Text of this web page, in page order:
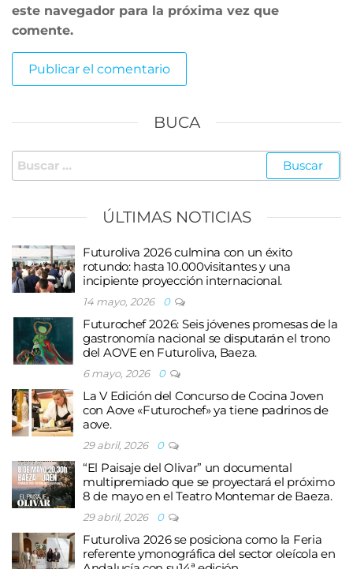
este navegador para la próxima vez que
comente.
BUCA
Buscar:
ÚLTIMAS NOTICIAS
Futuroliva 2026 culmina con un éxito
rotundo: hasta 10.000visitantes y una
incipiente proyección internacional.
14 mayo, 2026 0
Futurochef 2026: Seis jóvenes promesas de la
gastronomía nacional se disputarán el trono
del AOVE en Futuroliva, Baeza.
6 mayo, 2026 0
La V Edición del Concurso de Cocina Joven
con Aove «Futurochef» ya tiene padrinos de
aove.
29 abril, 2026 0
“El Paisaje del Olivar” un documental
multipremiado que se proyectará el próximo
8 de mayo en el Teatro Montemar de Baeza.
29 abril, 2026 0
Futuroliva 2026 se posiciona como la Feria
referente ymonográfica del sector oleícola en